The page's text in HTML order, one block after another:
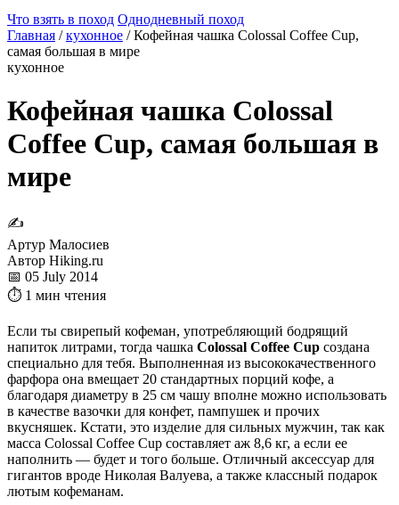
Что взять в поход Однодневный поход
Главная / кухонное / Кофейная чашка Colossal Coffee Cup,
самая большая в мире
кухонное
Кофейная чашка Colossal
Coffee Cup, самая большая в
мире
✍
Артур Малосиев
Автор Hiking.ru
📅 05 July 2014
⏱ 1 мин чтения
Если ты свирепый кофеман, употребляющий бодрящий
напиток литрами, тогда чашка Colossal Coffee Cup создана
специально для тебя. Выполненная из высококачественного
фарфора она вмещает 20 стандартных порций кофе, а
благодаря диаметру в 25 см чашу вполне можно использовать
в качестве вазочки для конфет, пампушек и прочих
вкусняшек. Кстати, это изделие для сильных мужчин, так как
масса Colossal Coffee Cup составляет аж 8,6 кг, а если ее
наполнить — будет и того больше. Отличный аксессуар для
гигантов вроде Николая Валуева, а также классный подарок
лютым кофеманам.